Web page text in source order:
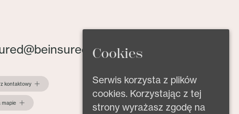
kontaktowy
mapie
Cookies
Serwis korzysta z plików
cookies. Korzystając z tej
strony wyrażasz zgodę na